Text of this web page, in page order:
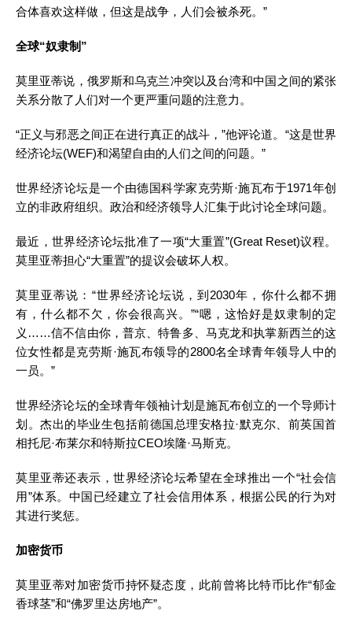
合体喜欢这样做，但这是战争，人们会被杀死。”
全球“奴隶制 ”
莫里亚蒂说，俄罗斯和乌克兰冲突以及台湾和中国之间的紧张
关系分散了人们对一个更严重问题的注意力。
“正义与邪恶之间正在进行真正的战斗，”他评论道。“这是世界
经济论坛(WEF)和渴望自由的人们之间的问题。”
世界经济论坛是一个由德国科学家克劳斯·施瓦布于1971年创
立的非政府组织。政治和经济领导人汇集于此讨论全球问题。
最近，世界经济论坛批准了一项“大重置”(Great Reset)议程。
莫里亚蒂担心“大重置”的提议会破坏人权。
莫里亚蒂说：“世界经济论坛说，到2030年，你什么都不拥
有，什么都不欠，你会很高兴。”“嗯，这恰好是奴隶制的定
义……信不信由你，普京、特鲁多、马克龙和执掌新西兰的这
位女性都是克劳斯·施瓦布领导的2800名全球青年领导人中的
一员。”
世界经济论坛的全球青年领袖计划是施瓦布创立的一个导师计
划。杰出的毕业生包括前德国总理安格拉·默克尔、前英国首
相托尼·布莱尔和特斯拉CEO埃隆·马斯克。
莫里亚蒂还表示，世界经济论坛希望在全球推出一个“社会信
用”体系。中国已经建立了社会信用体系，根据公民的行为对
其进行奖惩。
加密货币
莫里亚蒂对加密货币持怀疑态度，此前曾将比特币比作“郁金
香球茎”和“佛罗里达房地产”。